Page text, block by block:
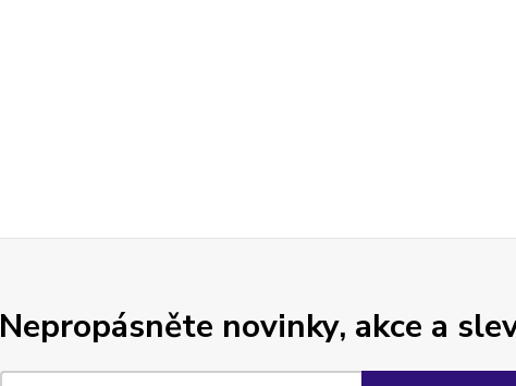
Nepropásněte novinky, akce a